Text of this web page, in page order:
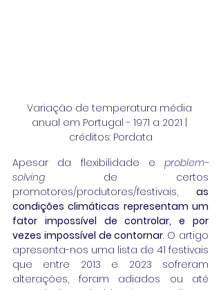
Variação de temperatura média
anual em Portugal - 1971 a 2021 |
créditos: Pordata
Apesar da flexibilidade e problem-
solving de certos
promotores/produtores/festivais, as
condições climáticas representam um
fator impossível de controlar, e por
vezes impossível de contornar. O artigo
apresenta-nos uma lista de 41 festivais
que entre 2013 e 2023 sofreram
alterações, foram adiados ou até